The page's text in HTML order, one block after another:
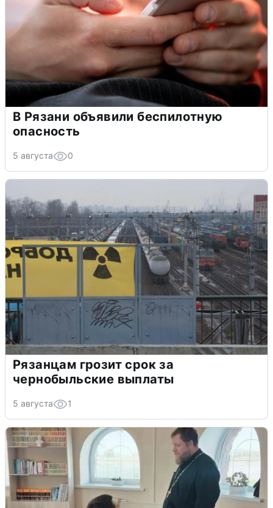
В Рязани объявили беспилотную
опасность
5 августа 0
Рязанцам грозит срок за
чернобыльские выплаты
5 августа 1